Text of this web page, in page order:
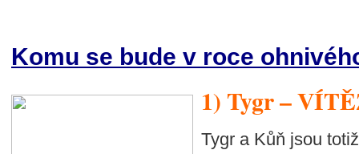
Komu se bude v roce
1) Tygr –
Tygr a Kůň jsou